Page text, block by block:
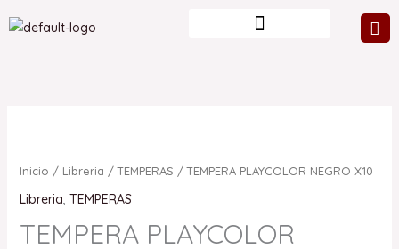
al
Inicio / Libreria /TEMPERAS / TEMPERA PLAYCOLOR NEGRO X10
Libreria, TEMPERAS
TEMPERA PLAYCOLOR